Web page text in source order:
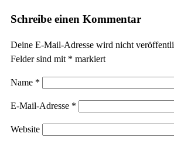
Schreibe einen Kommentar
Deine E-Mail-Adresse wird nicht
Felder sind mit * markiert
Name *
E-Mail-Adresse *
Website